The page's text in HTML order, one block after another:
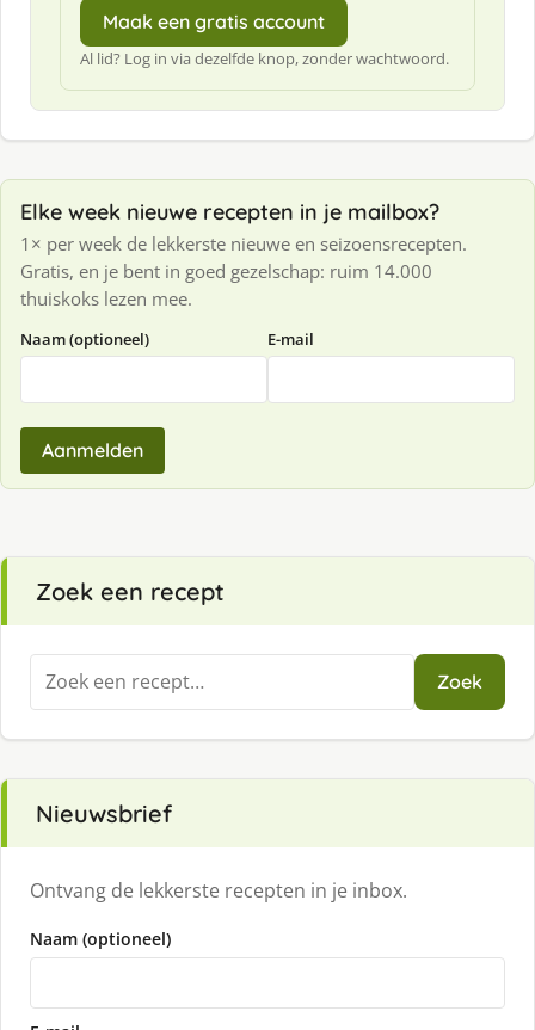
Maak een gratis account
Al lid? Log in via dezelfde knop, zonder wachtwoord.
Elke week nieuwe recepten in je mailbox?
1× per week de lekkerste nieuwe en seizoensrecepten.
Gratis, en je bent in goed gezelschap: ruim 14.000
thuiskoks lezen mee.
Naam (optioneel) E-mail
Aanmelden
Zoek een recept
Zoeken
naar:
Zoek
Nieuwsbrief
Ontvang de lekkerste recepten in je inbox.
Naam (optioneel)